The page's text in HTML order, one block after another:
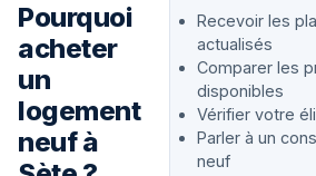
Pourquoi
acheter
un
logement
neuf à
Recevoir les
actualisés
Comparer les
disponibles
Vérifier votre
Parler à un
neuf